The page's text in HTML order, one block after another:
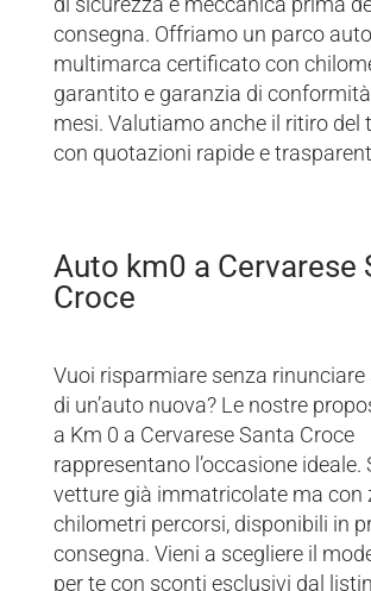
consegna. Offriamo un parco
multimarca certificato con
garantito e garanzia di
mesi. Valutiamo anche il ritiro del
con quotazioni rapide e
Auto km0 a Cervarese
Croce
Vuoi risparmiare senza
di un’auto nuova? Le nostre
a Km 0 a Cervarese Santa Croce
rappresentano l’occasione ideale.
vetture già immatricolate ma con
chilometri percorsi, disponibili in
consegna. Vieni a scegliere il
per te con sconti esclusivi dal